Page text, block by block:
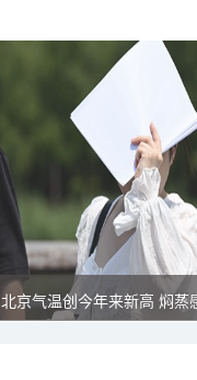
北京气温创今年来新高 焖蒸